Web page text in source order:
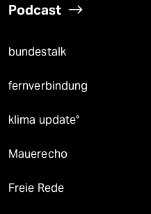
Podcast
bundestalk
fernverbindung
klima update°
Mauerecho
Freie Rede